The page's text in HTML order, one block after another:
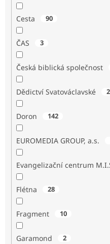
Cesta 90
ČAS 3
Česká biblická společnost
Dědictví Svatováclavské 2
Doron 142
EUROMEDIA GROUP, a.s.
Evangelizační centrum
Flétna 28
Fragment 10
Garamond 2